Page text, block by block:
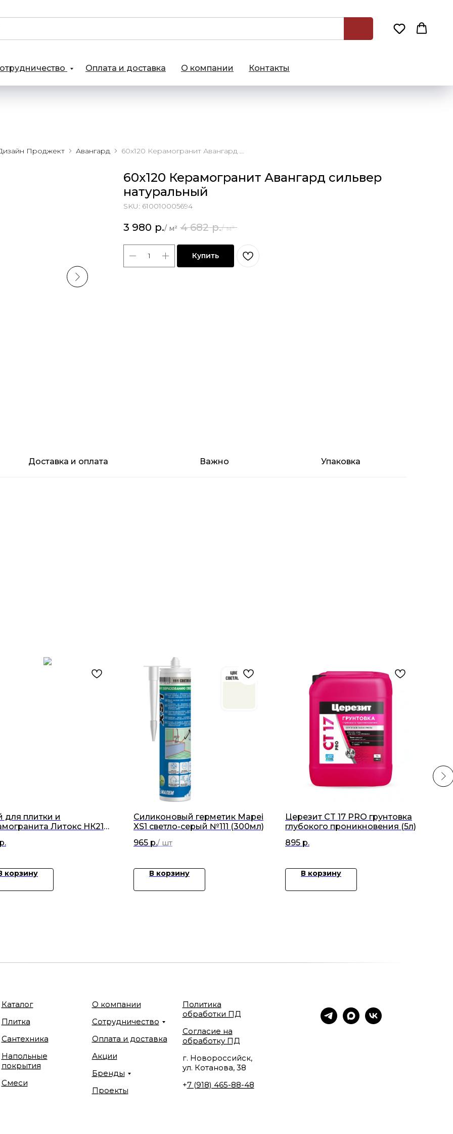
Оплата и доставка О компании Контакты
Проджект Авангард 60х120 Керамогранит Авангард сильвер натуральный
60х120 Керамогранит Авангард сильвер
натуральный
SKU: 610010005694
3 980 р. 4 682 р.
Купить
Доставка и оплата Важно Упаковка
для плитки и
Литокс НК21
р.
корзину
Силиконовый герметик Mapei
XS1 светло-серый №111 (300мл)
965 р.
В корзину
Церезит CT 17 PRO грунтовка
глубокого проникновения (5л)
895 р.
В корзину
Каталог
Плитка
Сантехника
Напольные
покрытия
Смеси
О компании
Сотрудничество
Оплата и доставка
Акции
Бренды
Проекты
Политика
обработки ПД
Согласие на
обработку ПД
г. Новороссийск,
ул. Котанова, 38
+7 (918) 465-88-48